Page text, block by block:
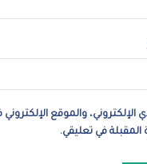
والموقع
المقبلة في تعليقي.